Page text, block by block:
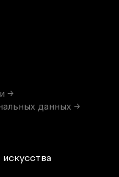
→
данных →
искусства